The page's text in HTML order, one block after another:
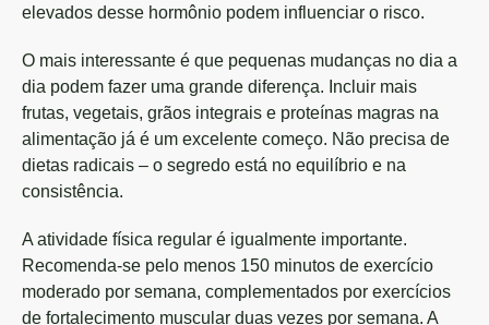
elevados desse hormônio podem influenciar o risco.
O mais interessante é que pequenas mudanças no dia a
dia podem fazer uma grande diferença. Incluir mais
frutas, vegetais, grãos integrais e proteínas magras na
alimentação já é um excelente começo. Não precisa de
dietas radicais – o segredo está no equilíbrio e na
consistência.
A atividade física regular é igualmente importante.
Recomenda-se pelo menos 150 minutos de exercício
moderado por semana, complementados por exercícios
de fortalecimento muscular duas vezes por semana. A